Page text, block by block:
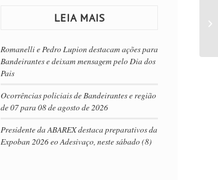
LEIA MAIS
Romanelli e Pedro Lupion destacam ações para
Bandeirantes e deixam mensagem pelo Dia dos
Pais
Ocorrências policiais de Bandeirantes e região
de 07 para 08 de agosto de 2026
Presidente da ABAREX destaca preparativos da
Expoban 2026 eo Adesivaço, neste sábado (8)